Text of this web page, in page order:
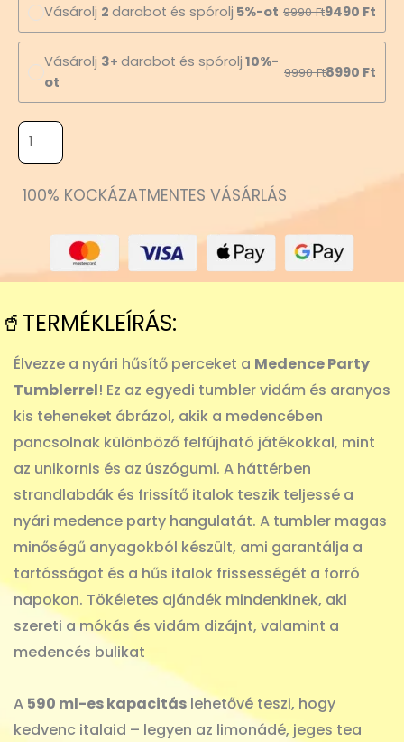
Vásárolj 2 darabot és spórolj 5%-ot 9990Ft9490 Ft
Vásárolj 3+ darabot és spórolj 10%-
ot
9990Ft8990 Ft
100% KOCKÁZATMENTES VÁSÁRLÁS
🥤TERMÉKLEÍRÁS:
Élvezze a nyári hűsítő perceket a Medence Party
Tumblerrel! Ez az egyedi tumbler vidám és aranyos
kis teheneket ábrázol, akik a medencében
pancsolnak különböző felfújható játékokkal, mint
az unikornis és az úszógumi. A háttérben
strandlabdák és frissítő italok teszik teljessé a
nyári medence party hangulatát. A tumbler magas
minőségű anyagokból készült, ami garantálja a
tartósságot és a hűs italok frissességét a forró
napokon. Tökéletes ajándék mindenkinek, aki
szereti a mókás és vidám dizájnt, valamint a
medencés bulikat
A 590 ml-es kapacitás lehetővé teszi, hogy
kedvenc italaid – legyen az limonádé, jeges tea